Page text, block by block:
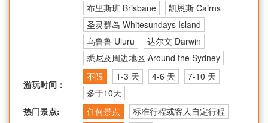
布里斯班 Brisbane
凯恩斯 Cairns
圣灵群岛 Whitesundays Island
乌鲁鲁 Uluru
达尔文 Darwin
悉尼及周边地区 Around the Sydney
游玩时间：
不限 1-3 天 4-6 天
7-10 天
多于10天
热门景点:
任何景点
标准行程或客人自定行程